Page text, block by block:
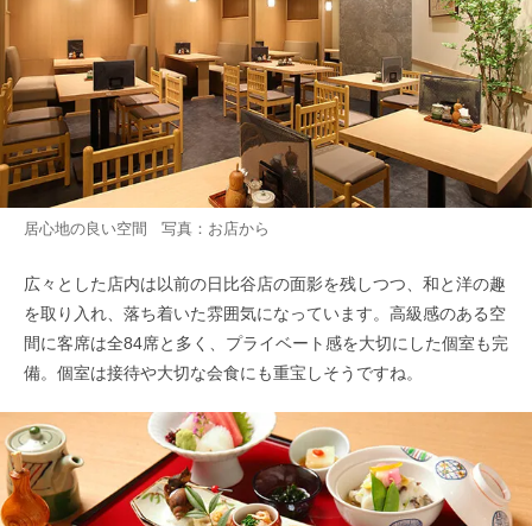
居心地の良い空間 写真：お店から
広々とした店内は以前の日比谷店の面影を残しつつ、和と洋の趣
を取り入れ、落ち着いた雰囲気になっています。高級感のある空
間に客席は全84席と多く、プライベート感を大切にした個室も完
備。個室は接待や大切な会食にも重宝しそうですね。